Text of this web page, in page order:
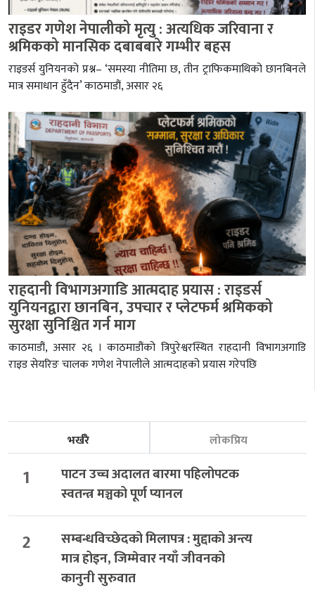
राइडर गणेश नेपालीको मृत्यु : अत्यधिक जरिवाना र
श्रमिकको मानसिक दबाबबारे गम्भीर बहस
राइडर्स युनियनको प्रश्न– ‘समस्या नीतिमा छ, तीन ट्राफिकमाथिको छानबिनले
मात्र समाधान हुँदैन’ काठमाडौं, असार २६
राहदानी विभागअगाडि आत्मदाह प्रयास : राइडर्स
युनियनद्वारा छानबिन, उपचार र प्लेटफर्म श्रमिकको
सुरक्षा सुनिश्चित गर्न माग
काठमाडौं, असार २६ । काठमाडौंको त्रिपुरेश्वरस्थित राहदानी विभागअगाडि
राइड सेयरिङ चालक गणेश नेपालीले आत्मदाहको प्रयास गरेपछि
भर्खरै लोकप्रिय
1
पाटन उच्च अदालत बारमा पहिलोपटक
स्वतन्त्र मञ्चको पूर्ण प्यानल
2
सम्बन्धविच्छेदको मिलापत्र : मुद्दाको अन्त्य
मात्र होइन, जिम्मेवार नयाँ जीवनको
कानुनी सुरुवात